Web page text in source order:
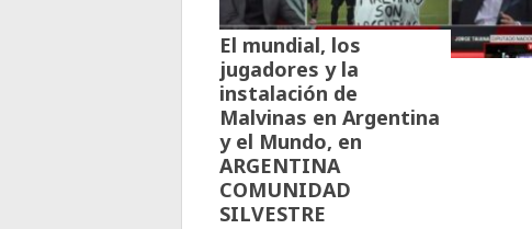
El mundial, los
jugadores y la
instalación de
Malvinas en Argentina
y el Mundo, en
ARGENTINA
COMUNIDAD
SILVESTRE